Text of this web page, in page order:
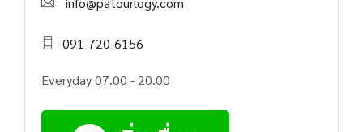
091-720-6156
Everyday 07.00 - 20.00